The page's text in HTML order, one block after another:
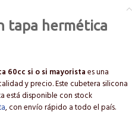
tapa hermética
60cc si o si mayoristaes una
y precio. Este cubetera silicona
está disponible con stock
, con envío rápido a todo el país.